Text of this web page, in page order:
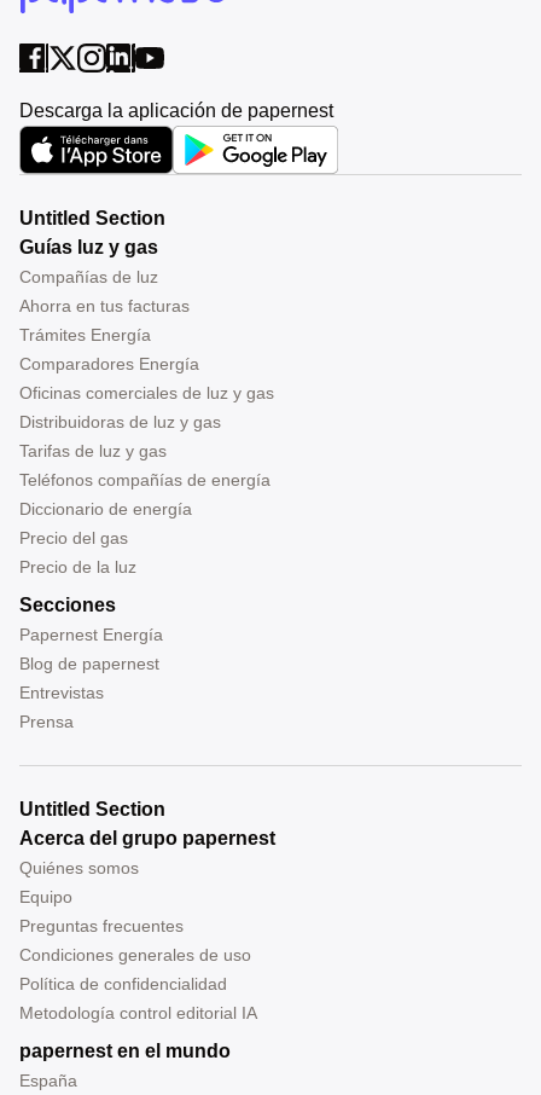
Descarga la aplicación de papernest
Untitled Section
Guías luz y gas
Compañías de luz
Ahorra en tus facturas
Trámites Energía
Comparadores Energía
Oficinas comerciales de luz y gas
Distribuidoras de luz y gas
Tarifas de luz y gas
Teléfonos compañías de energía
Diccionario de energía
Precio del gas
Precio de la luz
Secciones
Papernest Energía
Blog de papernest
Entrevistas
Prensa
Untitled Section
Acerca del grupo papernest
Quiénes somos
Equipo
Preguntas frecuentes
Condiciones generales de uso
Política de confidencialidad
Metodología control editorial IA
papernest en el mundo
España